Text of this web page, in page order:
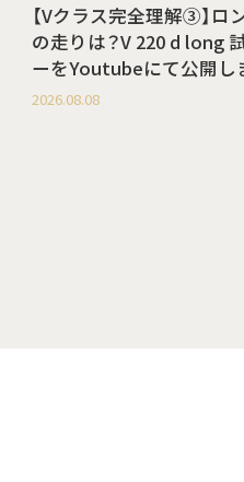
【Vクラス完全理解③】ロ
の走りは？V 220 d long
ーをYoutubeにて公開し
2026.08.08